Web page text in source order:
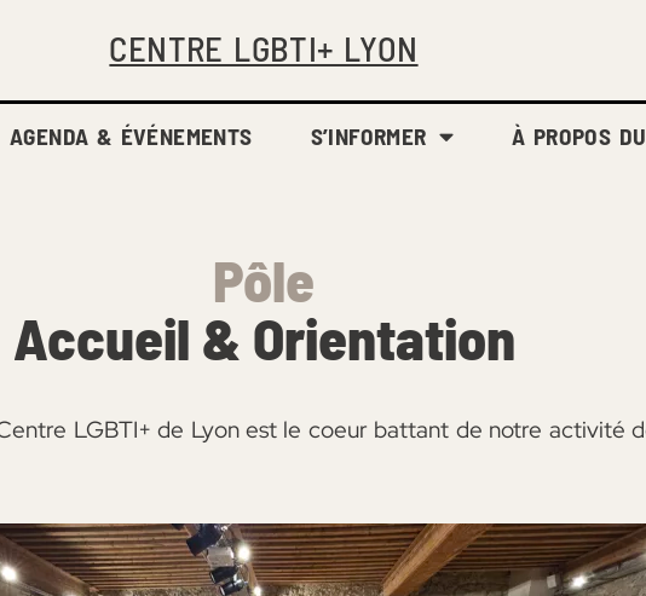
CENTRE LGBTI+ LYON
AGENDA & ÉVÉNEMENTS S’INFORMER À PROPOS
Pôle
Accueil & Orientation
LGBTI+ de Lyon est le coeur battant de notre activité